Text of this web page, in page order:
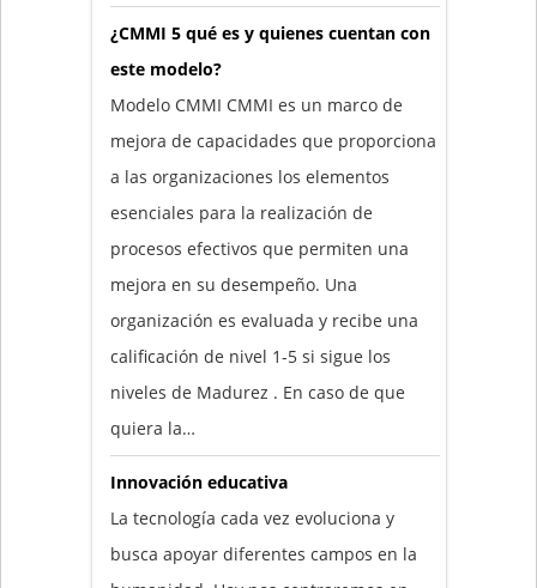
¿CMMI 5 qué es y quienes cuentan con
este modelo?
Modelo CMMI CMMI es un marco de
mejora de capacidades que proporciona
a las organizaciones los elementos
esenciales para la realización de
procesos efectivos que permiten una
mejora en su desempeño. Una
organización es evaluada y recibe una
calificación de nivel 1-5 si sigue los
niveles de Madurez . En caso de que
quiera la…
Innovación educativa
La tecnología cada vez evoluciona y
busca apoyar diferentes campos en la